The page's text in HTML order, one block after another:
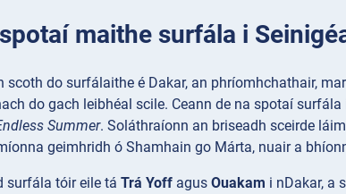
maithe surfála i
scoth do surfálaithe é Dakar, an phríomhchathair,
do gach leibhéal scile. Ceann de na spotaí
Summer. Soláthraíonn an briseadh sceirde
geimhridh ó Shamhain go Márta, nuair a
surfála tóir eile tá Trá Yoff agus Ouakam i nDakar, a